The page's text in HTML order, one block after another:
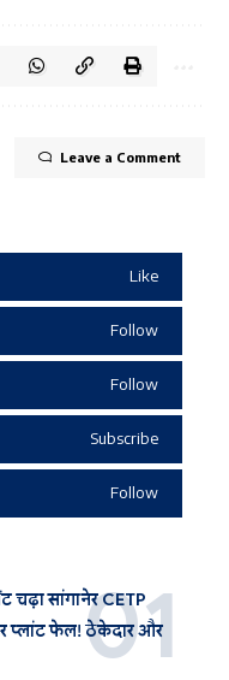
Leave a Comment
Like
Follow
Follow
Subscribe
Follow
चढ़ा सांगानेर CETP
प्लांट फेल! ठेकेदार और